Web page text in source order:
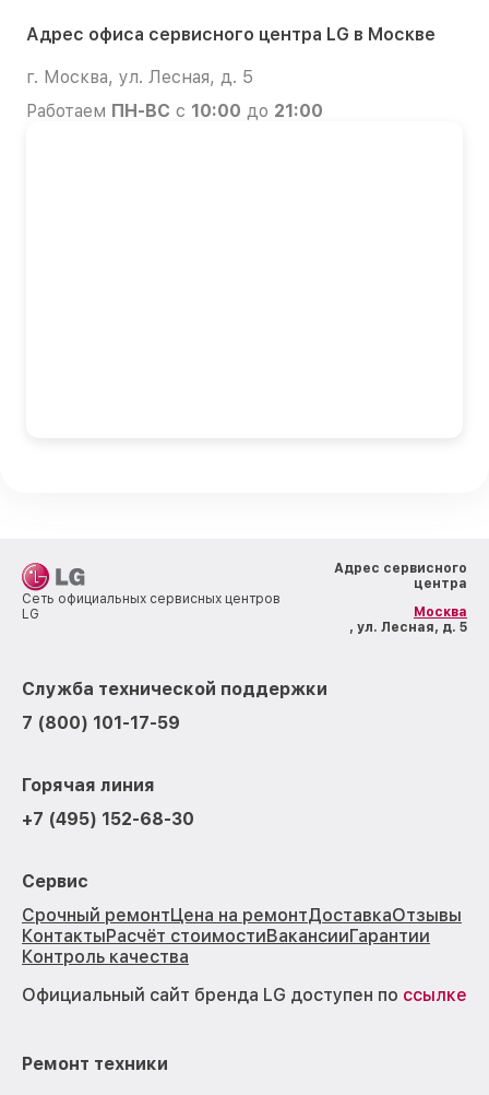
Адрес офиса сервисного центра LG в Москве
г. Москва, ул. Лесная, д. 5
Работаем ПН-ВС с 10:00 до 21:00
Сеть официальных сервисных центров
LG
Адрес сервисного
центра
Москва
, ул. Лесная, д. 5
Служба технической поддержки
7 (800) 101-17-59
Горячая линия
+7 (495) 152-68-30
Сервис
Срочный ремонтЦена на ремонтДоставкаОтзывы
КонтактыРасчёт стоимостиВакансииГарантии
Контроль качества
Официальный сайт бренда LG доступен по ссылке
Ремонт техники